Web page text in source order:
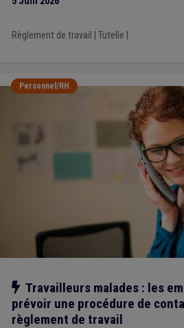
Règlement de travail Tutelle
Personnel/RH
Notre action
Travailleurs malades : les
prévoir une procédure de
règlement de travail